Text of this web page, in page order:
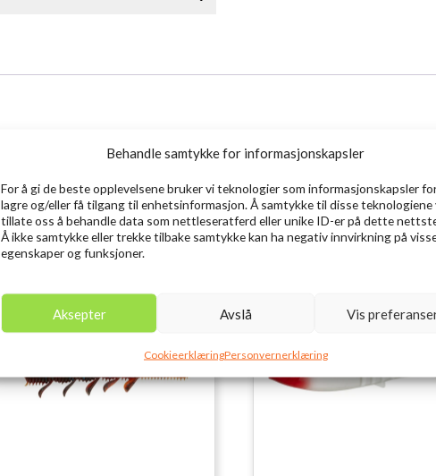
Behandle samtykke for informasjonskapsler
For å gi de beste opplevelsene bruker vi teknologier som informasjonskapsler
lagre og/eller få tilgang til enhetsinformasjon. Å samtykke til disse teknologiene
tillate oss å behandle data som nettleseratferd eller unike ID-er på dette
Å ikke samtykke eller trekke tilbake samtykke kan ha negativ innvirkning på
egenskaper og funksjoner.
Aksepter Avslå Vis
CookieerklæringPersonvernerklæring